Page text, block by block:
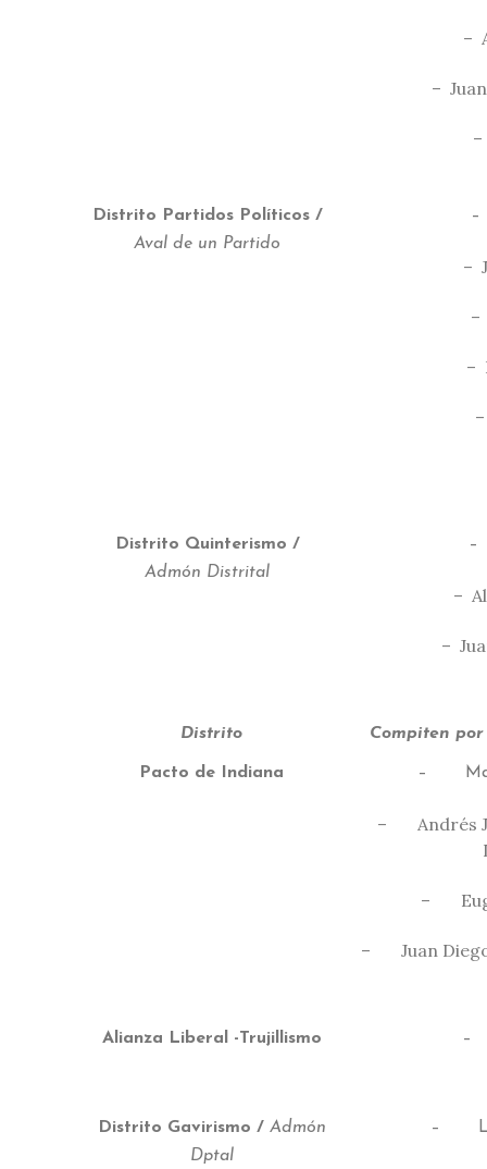
–
–
Distrito Partidos Políticos /
Aval de un Partido
–
–
–
–
Distrito Quinterismo /
Admón Distrital
–
–
–
Distrito Compiten
Pacto de Indiana –
– Andrés
–
– Juan Diego
Alianza Liberal -Trujillismo –
Distrito Gavirismo / Admón
Dptal
–